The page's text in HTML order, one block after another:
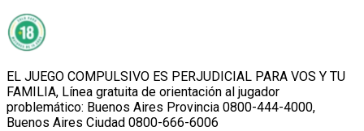
EL JUEGO COMPULSIVO ES PERJUDICIAL PARA VOS Y TU
FAMILIA, Línea gratuita de orientación al jugador
problemático: Buenos Aires Provincia 0800-444-4000,
Buenos Aires Ciudad 0800-666-6006